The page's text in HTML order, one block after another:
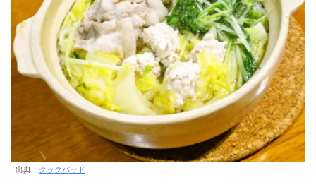
出典： クックパッド